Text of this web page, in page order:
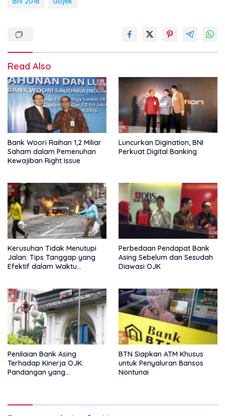
Read Also
Bank Woori Raihan 1,2 Miliar
Saham dalam Pemenuhan
Kewajiban Right Issue
Luncurkan Digination, BNI
Perkuat Digital Banking
Kerusuhan Tidak Menutupi
Jalan: Tips Tanggap yang
Efektif dalam Waktu
Perbedaan Pendapat Bank
Asing Sebelum dan Sesudah
Diawasi OJK
Penilaian Bank Asing
Terhadap Kinerja OJK:
Pandangan yang
BTN Siapkan ATM Khusus
untuk Penyaluran Bansos
Nontunai